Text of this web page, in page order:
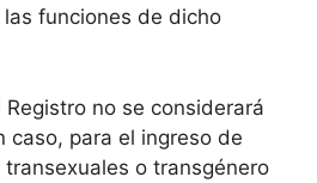
funciones de dicho
no se considerará
caso, para el ingreso de
o transgénero